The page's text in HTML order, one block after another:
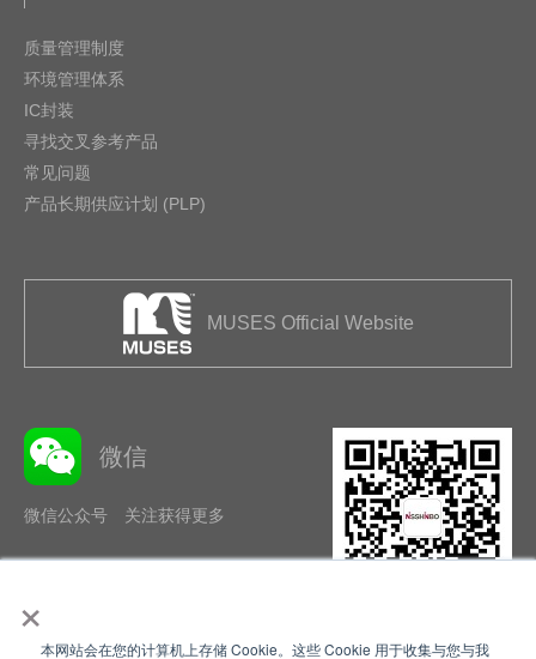
×
本网站会在您的计算机上存储 Cookie。这些 Cookie 用于收集与您与我
质量管理制度
环境管理体系
IC封装
寻找交叉参考产品
常见问题
产品长期供应计划 (PLP)
MUSES Official Website
微信
微信公众号 关注获得更多